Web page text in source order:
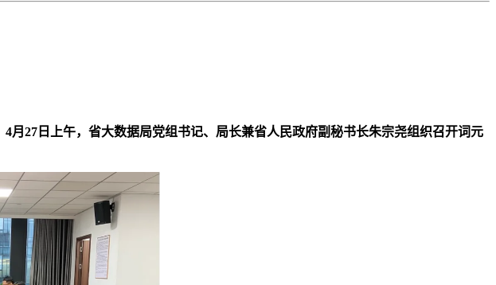
4月27日上午，省大数据局党组书记、局长兼省人民政府副秘书长朱宗尧组织召开词元